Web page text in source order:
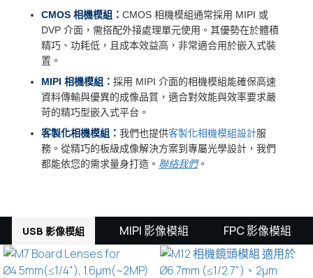
CMOS 相機模組： CMOS 相機模組通常採用 MIPI 或
DVP 介面，需搭配外接處理單元使用。其優勢在於體積
精巧、功耗低，且成本效益高，非常適合用於嵌入式裝
置。
MIPI 相機模組： 採用 MIPI 介面的相機模組能確保高速
資料傳輸與優異的成像品質，適合對效能與效率要求嚴
苛的精巧型嵌入式平台。
客製化相機模組： 我們也提供客製化相機模組設計服
務。從精巧的板級成像解決方案到專屬光學設計，我們
都能依您的需求量身打造。 聯絡我們。
USB 影像模組 MIPI 影像模組 FPC 影像模組